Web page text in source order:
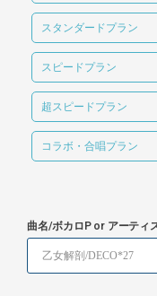
スタンダードプラン
スピードプラン
超スピードプラン
コラボ・合唱プラン
曲名/ボカロP or アーティ